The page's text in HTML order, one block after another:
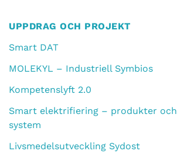
UPPDRAG OCH PROJEKT
Smart DAT
MOLEKYL – Industriell Symbios
Kompetenslyft 2.0
Smart elektrifiering – produkter och
system
Livsmedelsutveckling Sydost